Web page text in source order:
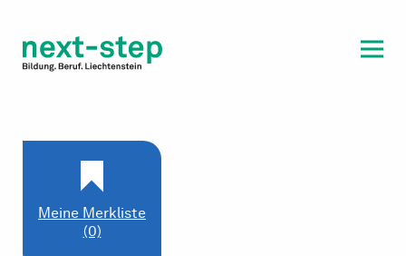
Beratung & Unterstützung
Meine Merkliste
(0)